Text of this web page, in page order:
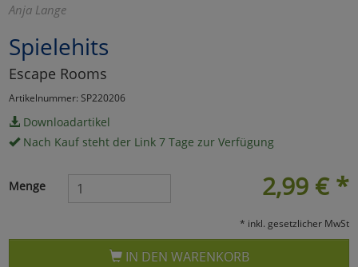
Anja Lange
Spielehits
Escape Rooms
Artikelnummer: SP220206
Downloadartikel
Nach Kauf steht der Link 7 Tage zur Verfügung
2,99 € *
Menge
* inkl. gesetzlicher MwSt
IN DEN WARENKORB
Umfragetools
Cookies
Alle Akzeptieren
zurück
zu Haupptseite